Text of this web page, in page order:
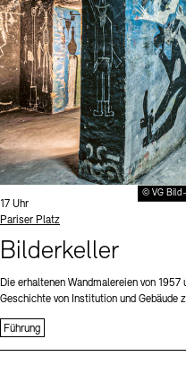
© VG
Uhrzeit:
17 Uhr
Standort
Pariser Platz
Bilderkeller
Die erhaltenen Wandmalereien von
Geschichte von Institution und Gebäude
Führung